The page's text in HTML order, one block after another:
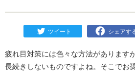
疲れ目対策には色々な方法があります
長続きしないものですよね。そこでお